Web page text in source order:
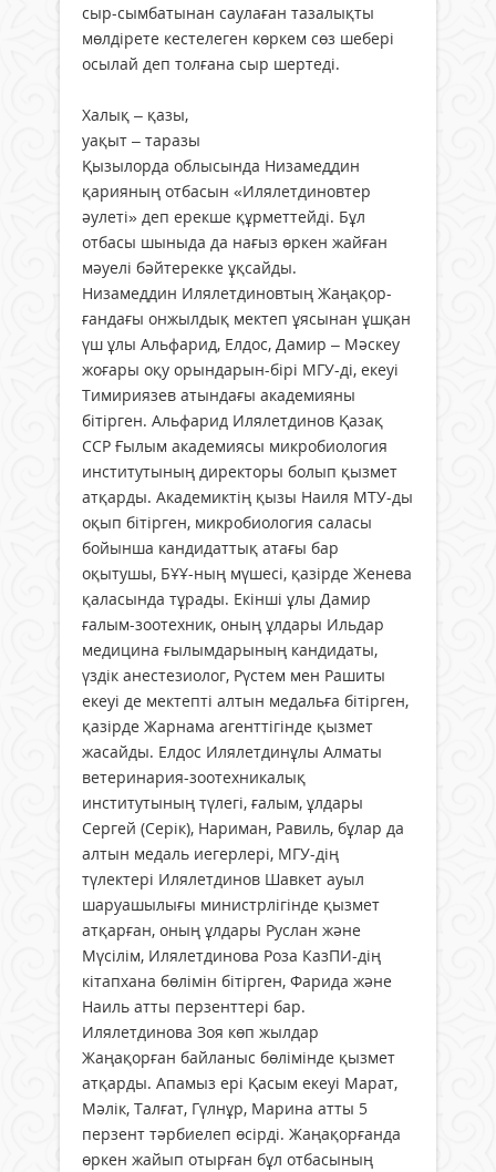
сыр-сымбатынан саулаған тазалықты
мөлдірете кестелеген көркем сөз шебері
осылай деп толғана сыр шертеді.
Халық – қазы,
уақыт – таразы
Қызылорда облысында Низамеддин
қарияның отбасын «Илялетдиновтер
әулеті» деп ерекше құрметтейді. Бұл
отбасы шыныда да нағыз өркен жайған
мәуелі бәйтерекке ұқсайды.
Низамеддин Илялетдиновтың Жаңақор­
ған­дағы онжылдық мектеп ұясынан ұшқан
үш ұлы Альфарид, Елдос, Дамир – Мәскеу
жоғары оқу орындарын-бірі МГУ-ді, екеуі
Тимириязев атындағы академияны
бітірген. Альфарид Илялетдинов Қазақ
ССР Ғылым академиясы микробиология
институтының директоры болып қызмет
атқарды. Академиктің қызы Наиля МТУ-ды
оқып бітірген, микробиология саласы
бойынша кандидаттық атағы бар
оқытушы, БҰҰ-ның мүшесі, қазірде Женева
қаласында тұрады. Екінші ұлы Дамир
ғалым-зоотехник, оның ұлдары Ильдар
медицина ғылымдарының кандидаты,
үздік анестезиолог, Рүстем мен Рашиты
екеуі де мектепті алтын медальға бітірген,
қазірде Жарнама агенттігінде қызмет
жасайды. Елдос Илялетдинұлы Алматы
ветеринария-зоотехникалық
институтының түлегі, ғалым, ұлдары
Сергей (Серік), Нариман, Равиль, бұлар да
алтын медаль иегерлері, МГУ-дің
түлектері Илялетдинов Шавкет ауыл
шаруашылығы министрлігінде қызмет
атқарған, оның ұлдары Руслан және
Мүсілім, Илялетдинова Роза КазПИ-дің
кітапхана бөлімін бітірген, Фарида және
Наиль атты перзенттері бар.
Илялетдинова Зоя көп жылдар
Жаңақорған байланыс бөлімінде қызмет
атқарды. Апамыз ері Қасым екеуі Марат,
Мәлік, Талғат, Гүлнұр, Марина атты 5
перзент тәрбиелеп өсірді. Жаңақорғанда
өркен жайып отырған бұл отбасының